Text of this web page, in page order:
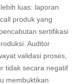
luas: laporan
produk yang
sertifikasi
Auditor
validasi proses,
tidak secara negatif
membuktikan